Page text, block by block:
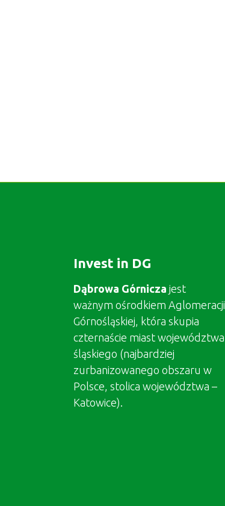
Invest in DG
Dąbrowa Górnicza jest
ważnym ośrodkiem Aglomeracji
Górnośląskiej, która skupia
czternaście miast województwa
śląskiego (najbardziej
zurbanizowanego obszaru w
Polsce, stolica województwa –
Katowice).